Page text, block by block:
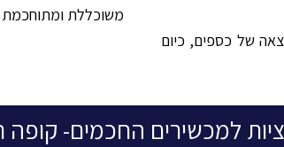
של כספים, כיום
משוכללת ומתוחכמת
למכשירים החכמים-